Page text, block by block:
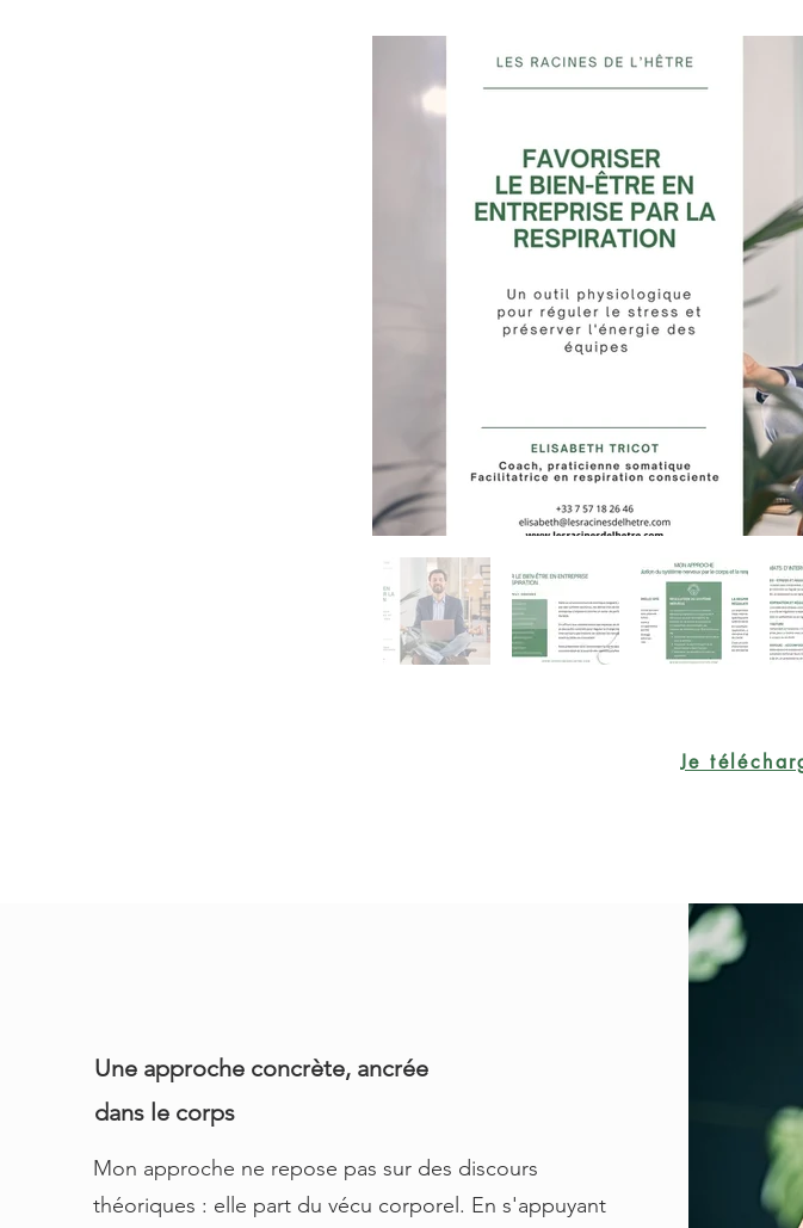
Je
Une approche concrète, ancrée
dans le corps
Mon approche ne repose pas sur des discours
théoriques : elle part du vécu corporel. En s'appuyant